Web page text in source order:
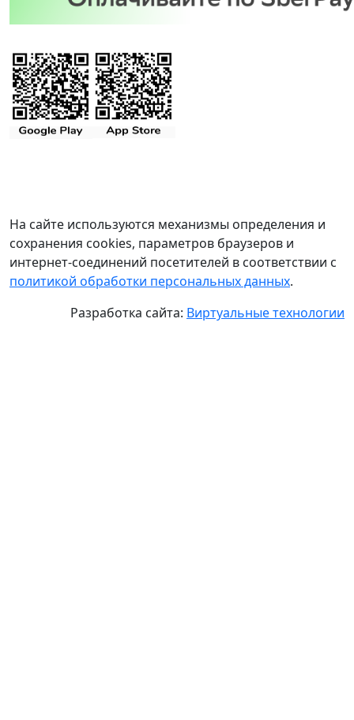
На сайте используются механизмы определения и
сохранения cookies, параметров браузеров и
интернет-соединений посетителей в соответствии с
политикой обработки персональных данных.
Разработка сайта: Виртуальные технологии